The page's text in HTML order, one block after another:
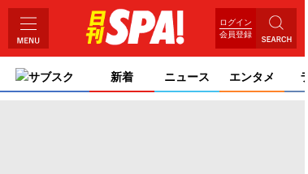
ログイン
会員登録
サブスク 新着 ニュース エンタメ